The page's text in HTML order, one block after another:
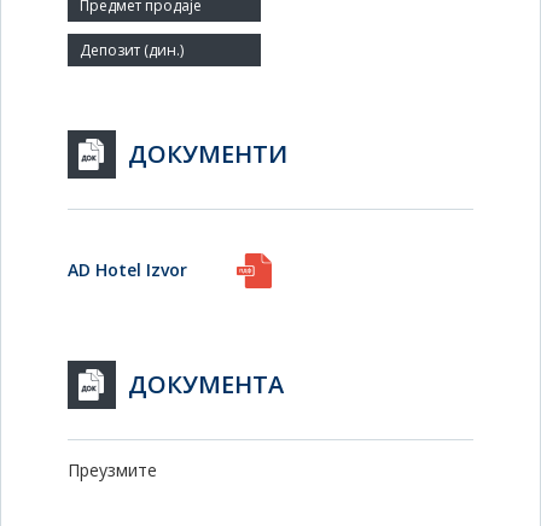
Заступник:
ДОКУМЕНТИ
AD Hotel Izvor
ДОКУМЕНТА
Преузмите